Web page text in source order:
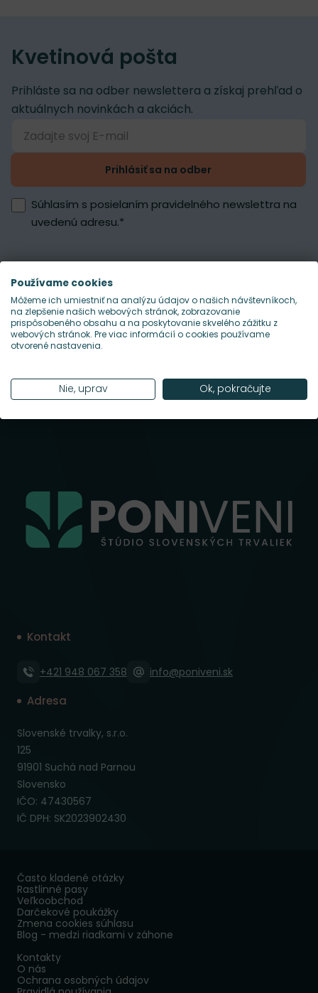
Kvetinová pošta
Prihláste sa na odber newslettera a získaj prehľad o
aktuálnych novinkách a akciách.
Prihlásiť sa na odber
Súhlasím s posielaním pravidelného newslettra na
uvedenú adresu.*
Kontakt
+421 948 067 358 info@poniveni.sk
Adresa
Slovenské trvalky, s.r.o.
125
91901 Suchá nad Parnou
Slovensko
IČO: 47430567
IČ DPH: SK2023902430
Často kladené otázky
Rastlinné pasy
Veľkoobchod
Darčekové poukážky
Zmena cookies súhlasu
Blog - medzi riadkami v záhone
Kontakty
O nás
Ochrana osobných údajov
Používame cookies
Môžeme ich umiestniť na analýzu údajov o našich návštevníkoch,
na zlepšenie našich webových stránok, zobrazovanie
prispôsobeného obsahu a na poskytovanie skvelého zážitku z
webových stránok. Pre viac informácií o cookies používame
otvorené nastavenia.
Nie, uprav Ok, pokračujte